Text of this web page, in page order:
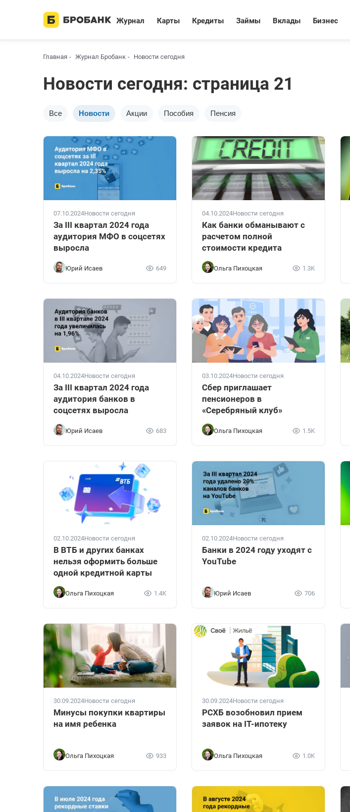
Журнал Карты Кредиты Займы Вклады Бизнес
Главная Журнал Бробанк Новости сегодня
Новости сегодня: страница 21
Все Новости Акции Пособия Пенсия
07.10.2024Новости сегодня
За III квартал 2024 года
аудитория МФО в соцсетях
выросла
Юрий Исаев 649
04.10.2024Новости сегодня
Как банки обманывают с
расчетом полной
стоимости кредита
Ольга Пихоцкая 1.3K
04.10.2024Новости сегодня
За III квартал 2024 года
аудитория банков в
соцсетях выросла
Юрий Исаев 683
03.10.2024Новости сегодня
Сбер приглашает
пенсионеров в
«Серебряный клуб»
Ольга Пихоцкая 1.5K
02.10.2024Новости сегодня
В ВТБ и других банках
нельзя оформить больше
одной кредитной карты
Ольга Пихоцкая 1.4K
02.10.2024Новости сегодня
Банки в 2024 году уходят с
YouTube
Юрий Исаев 706
30.09.2024Новости сегодня
Минусы покупки квартиры
на имя ребенка
Ольга Пихоцкая 933
30.09.2024Новости сегодня
РСХБ возобновил прием
заявок на IT-ипотеку
Ольга Пихоцкая 1.0K